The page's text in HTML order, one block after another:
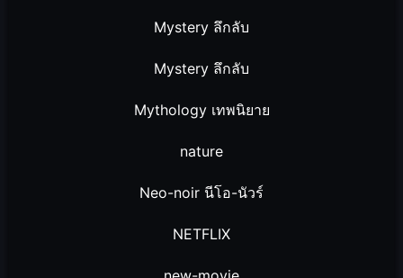
Mystery ลึกลับ
Mystery ลึกลับ
Mythology เทพนิยาย
nature
Neo-noir นีโอ-นัวร์
NETFLIX